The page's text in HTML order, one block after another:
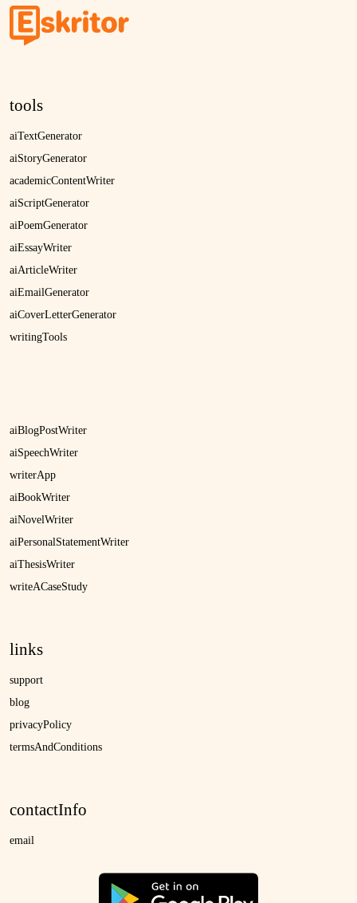
tools
aiTextGenerator
aiStoryGenerator
academicContentWriter
aiScriptGenerator
aiPoemGenerator
aiEssayWriter
aiArticleWriter
aiEmailGenerator
aiCoverLetterGenerator
writingTools
aiBlogPostWriter
aiSpeechWriter
writerApp
aiBookWriter
aiNovelWriter
aiPersonalStatementWriter
aiThesisWriter
writeACaseStudy
links
support
blog
privacyPolicy
termsAndConditions
contactInfo
email